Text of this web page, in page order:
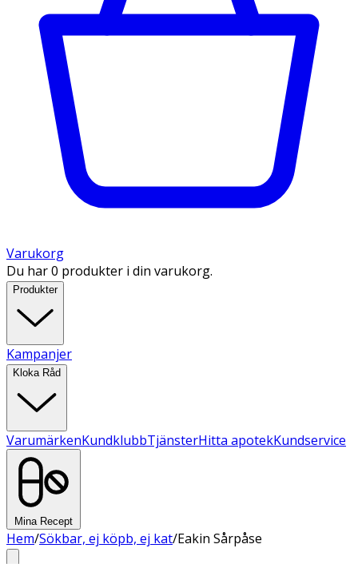
Varukorg
Du har 0 produkter i din varukorg.
Produkter
Kampanjer
Kloka Råd
VarumärkenKundklubbTjänsterHitta apotekKundservice
Mina Recept
Hem/Sökbar, ej köpb, ej kat/Eakin Sårpåse